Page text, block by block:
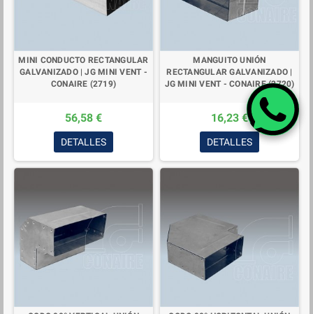
MINI CONDUCTO RECTANGULAR
GALVANIZADO | JG MINI VENT -
CONAIRE (2719)
56,58 €
DETALLES
MANGUITO UNIÓN
RECTANGULAR GALVANIZADO |
JG MINI VENT - CONAIRE (2720)
16,23 €
DETALLES